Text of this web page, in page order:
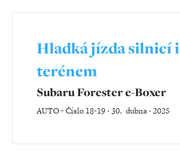
Hladká jízda silnicí i
terénem
Subaru Forester e-Boxer
AUTO-Číslo 18-19 ‧ 30. dubna ‧ 2025